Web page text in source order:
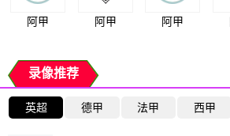
阿甲 阿甲 阿甲
录像推荐
英超 德甲 法甲 西甲